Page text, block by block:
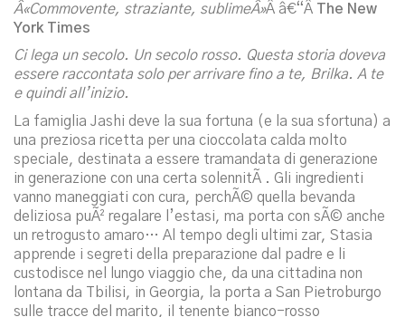
Â«Commovente, straziante, sublimeÂ»Â â€“Â The New
York Times
Ci lega un secolo. Un secolo rosso. Questa storia doveva
essere raccontata solo per arrivare fino a te, Brilka. A te
e quindi all’inizio.
La famiglia Jashi deve la sua fortuna (e la sua sfortuna) a
una preziosa ricetta per una cioccolata calda molto
speciale, destinata a essere tramandata di generazione
in generazione con una certa solennitÃ . Gli ingredienti
vanno maneggiati con cura, perchÃ© quella bevanda
deliziosa puÃ² regalare l’estasi, ma porta con sÃ© anche
un retrogusto amaro… Al tempo degli ultimi zar, Stasia
apprende i segreti della preparazione dal padre e li
custodisce nel lungo viaggio che, da una cittadina non
lontana da Tbilisi, in Georgia, la porta a San Pietroburgo
sulle tracce del marito, il tenente bianco-rosso